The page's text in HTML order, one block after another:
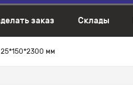
заказ Склады
мм